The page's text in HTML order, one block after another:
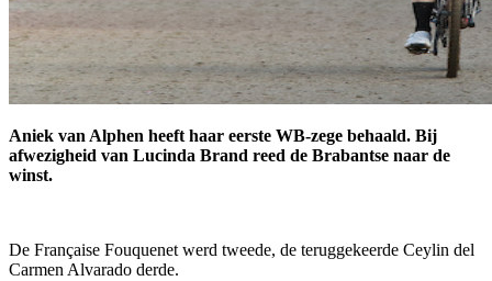
Aniek van Alphen heeft haar eerste WB-zege behaald. Bij
afwezigheid van Lucinda Brand reed de Brabantse naar de
winst.
De Française Fouquenet werd tweede, de teruggekeerde Ceylin del
Carmen Alvarado derde.